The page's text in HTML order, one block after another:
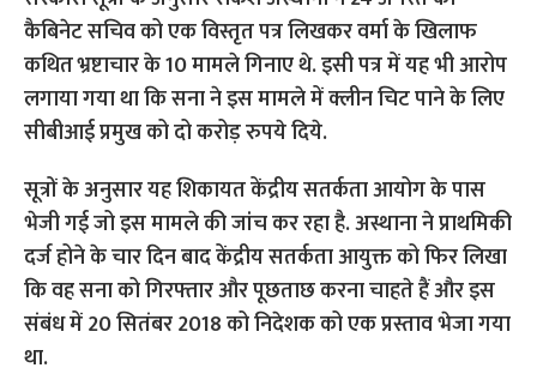
कैबिनेट सचिव को एक विस्तृत पत्र लिखकर वर्मा के खिलाफ
कथित भ्रष्टाचार के 10 मामले गिनाए थे. इसी पत्र में यह भी आरोप
लगाया गया था कि सना ने इस मामले में क्लीन चिट पाने के लिए
सीबीआई प्रमुख को दो करोड़ रुपये दिये.
सूत्रों के अनुसार यह शिकायत केंद्रीय सतर्कता आयोग के पास
भेजी गई जो इस मामले की जांच कर रहा है. अस्थाना ने प्राथमिकी
दर्ज होने के चार दिन बाद केंद्रीय सतर्कता आयुक्त को फिर लिखा
कि वह सना को गिरफ्तार और पूछताछ करना चाहते हैं और इस
संबंध में 20 सितंबर 2018 को निदेशक को एक प्रस्ताव भेजा गया
था.